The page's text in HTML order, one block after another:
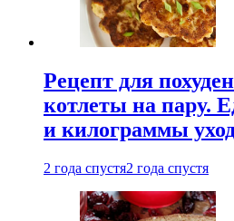
Рецепт для
котлеты на пару.
и килограммы
2 года спустя2 года спустя